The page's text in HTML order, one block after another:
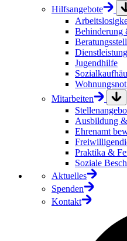
Hilfsangebote
Behinderung
Jugendhilfe
Mitarbeiten
Ausbildung
Ehrenamt
Praktika &
Soziale
Aktuelles
Spenden
Kontakt